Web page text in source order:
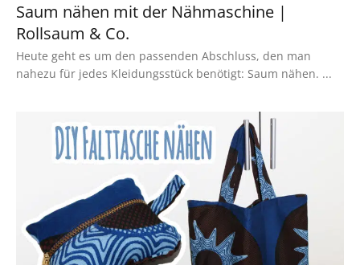
Saum nähen mit der Nähmaschine |
Rollsaum & Co.
Heute geht es um den passenden Abschluss, den man
nahezu für jedes Kleidungsstück benötigt: Saum nähen. ...